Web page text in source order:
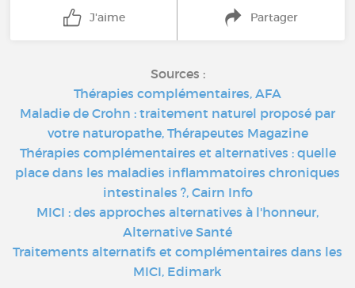
J'aime Partager
Sources :
Thérapies complémentaires, AFA
Maladie de Crohn : traitement naturel proposé par
votre naturopathe, Thérapeutes Magazine
Thérapies complémentaires et alternatives : quelle
place dans les maladies inflammatoires chroniques
intestinales ?, Cairn Info
MICI : des approches alternatives à l'honneur,
Alternative Santé
Traitements alternatifs et complémentaires dans les
MICI, Edimark